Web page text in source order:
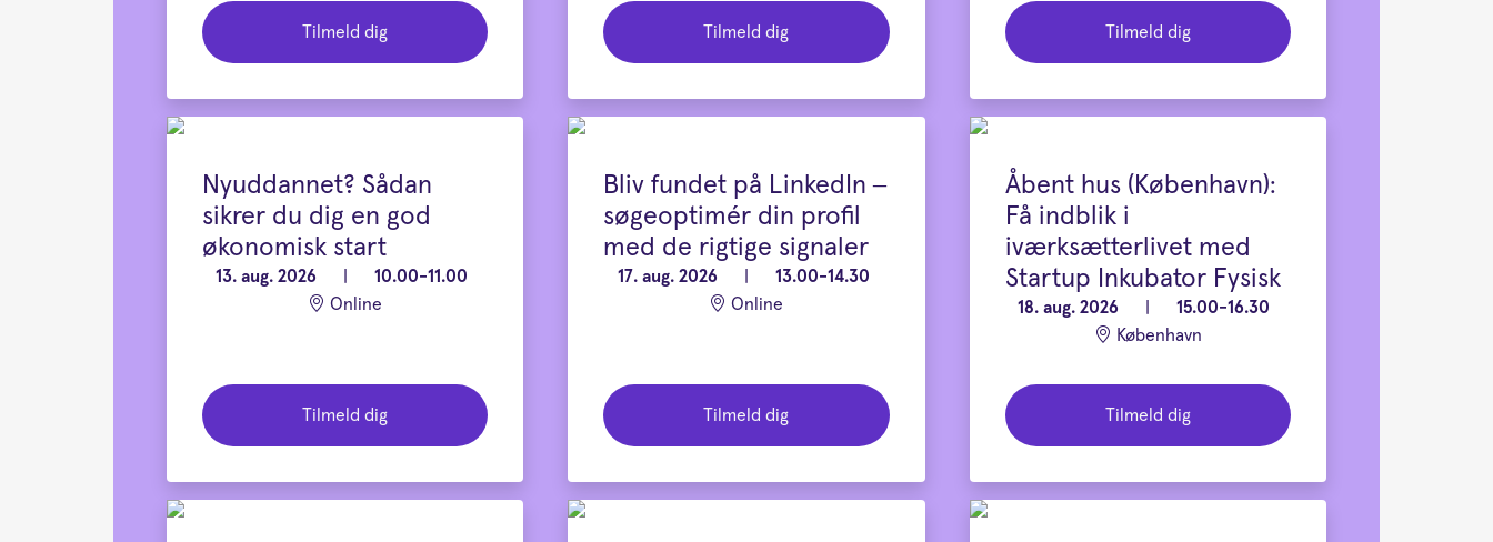
Tilmeld dig Tilmeld dig Tilmeld dig
Nyuddannet? Sådan
sikrer du dig en god
økonomisk start
13. aug. 2026
10.00-11.00
Online
Tilmeld dig
Bliv fundet på LinkedIn –
søgeoptimér din profil
med de rigtige signaler
17. aug. 2026
13.00-14.30
Online
Tilmeld dig
Åbent hus (København):
Få indblik i
iværksætterlivet med
Startup Inkubator Fysisk
18. aug. 2026
15.00-16.30
København
Tilmeld dig